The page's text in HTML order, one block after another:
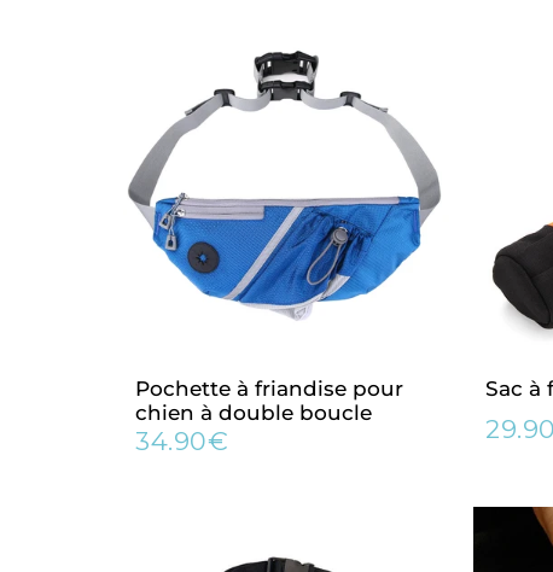
Pochette à friandise pour
chien à double boucle
Prix
34.90€
Sac à
Prix